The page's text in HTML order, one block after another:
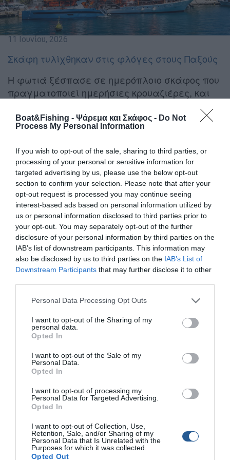
Boat&Fishing - Ψάρεμα και Σκάφος - Do Not
Process My Personal Information
If you wish to opt-out of the sale, sharing to third parties, or
processing of your personal or sensitive information for
targeted advertising by us, please use the below opt-out
section to confirm your selection. Please note that after your
opt-out request is processed you may continue seeing
interest-based ads based on personal information utilized by
us or personal information disclosed to third parties prior to
your opt-out. You may separately opt-out of the further
disclosure of your personal information by third parties on the
IAB’s list of downstream participants. This information may
also be disclosed by us to third parties on the IAB’s List of
Downstream Participants that may further disclose it to other
Personal Data Processing Opt Outs
I want to opt-out of the Sharing of my
personal data.
Opted In
I want to opt-out of the Sale of my
Personal Data.
Opted In
I want to opt-out of processing my
Personal Data for Targeted Advertising.
Opted In
I want to opt-out of Collection, Use,
Retention, Sale, and/or Sharing of my
Personal Data that Is Unrelated with the
Purposes for which it was collected.
Opted Out
11 Ιουνίου, 2026
Σκάφη τυλίχθηκαν στις φλόγες στους Παξούς
Η φωτιά ξέσπασε σε ημερόπλοιο σκάφος που
πραγματοποιεί ημερήσιες κρουαζιέρες, και
επεκτάθηκε πολύ γρήγορα και σε δεύτερο.
Συναγερμός έχει σημάνει στους Παξούς, έπειτα
πραγματοποιεί ημερήσιες κρουαζιέρες, και επεκτάθηκε
πολύ γρήγορα και σε δεύτερο, ευτυχώς, χωρίς να
υπάρξουν τραυματισμοί.
Για την κατάσβεση της πυρκαγιάς στα δύο σκάφη
αναψυχής που ήταν αγκυροβολημένα στο λιμάνι των
Παξών, επιχειρούν 8 πυροσβέστες με 3 οχήματα, ενώ
προσεγγίζει και πλωτό μέσο του Πυροσβεστικού
Σώματος τύπου Rafnar, καθώς και ένα ακόμη
πυροσβεστικό πλοιάριο.
Χαρακτηριστικές είναι οι εικόνες από το σημείο και
δείχνουν πυκνούς μαύρους καπνούς να υψώνονται στον
ουρανό και να είναι ορατοί από αρκετά μεγάλη απόσταση.